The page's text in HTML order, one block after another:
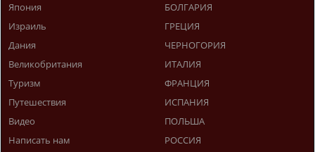
Япония
Израиль
Дания
Великобритания
Туризм
Путешествия
Видео
Написать нам
БОЛГАРИЯ
ГРЕЦИЯ
ЧЕРНОГОРИЯ
ИТАЛИЯ
ФРАНЦИЯ
ИСПАНИЯ
ПОЛЬША
РОССИЯ